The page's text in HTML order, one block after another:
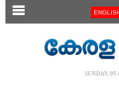
SECTIONS
SUNDAY, 09